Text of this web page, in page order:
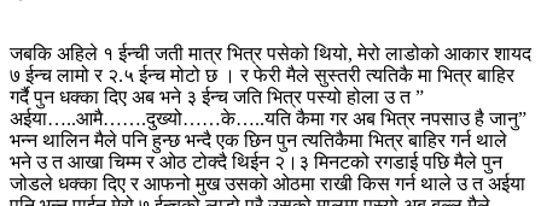
जबकि अहिले १ ईन्ची जती मात्र भित्र पसेको थियो, मेरो लाडोको आकार शायद
७ ईन्च लामो र २.५ ईन्च मोटो छ । र फेरी मैले सुस्तरी त्यतिकै मा भित्र बाहिर
गर्दै पुन धक्का दिए अब भने ३ ईन्च जति भित्र पस्यो होला उ त ”
अईया…..आमै…….दुख्यो……के…..यति कैमा गर अब भित्र नपसाउ है जानु”
भन्न थालिन मैले पनि हुन्छ भन्दै एक छिन पुन त्यतिकैमा भित्र बाहिर गर्न थाले
भने उ त आखा चिम्म र ओठ टोक्दै थिईन २।३ मिनटको रगडाई पछि मैले पुन
जोडले धक्का दिए र आफनो मुख उसको ओठमा राखी किस गर्न थाले उ त अईया